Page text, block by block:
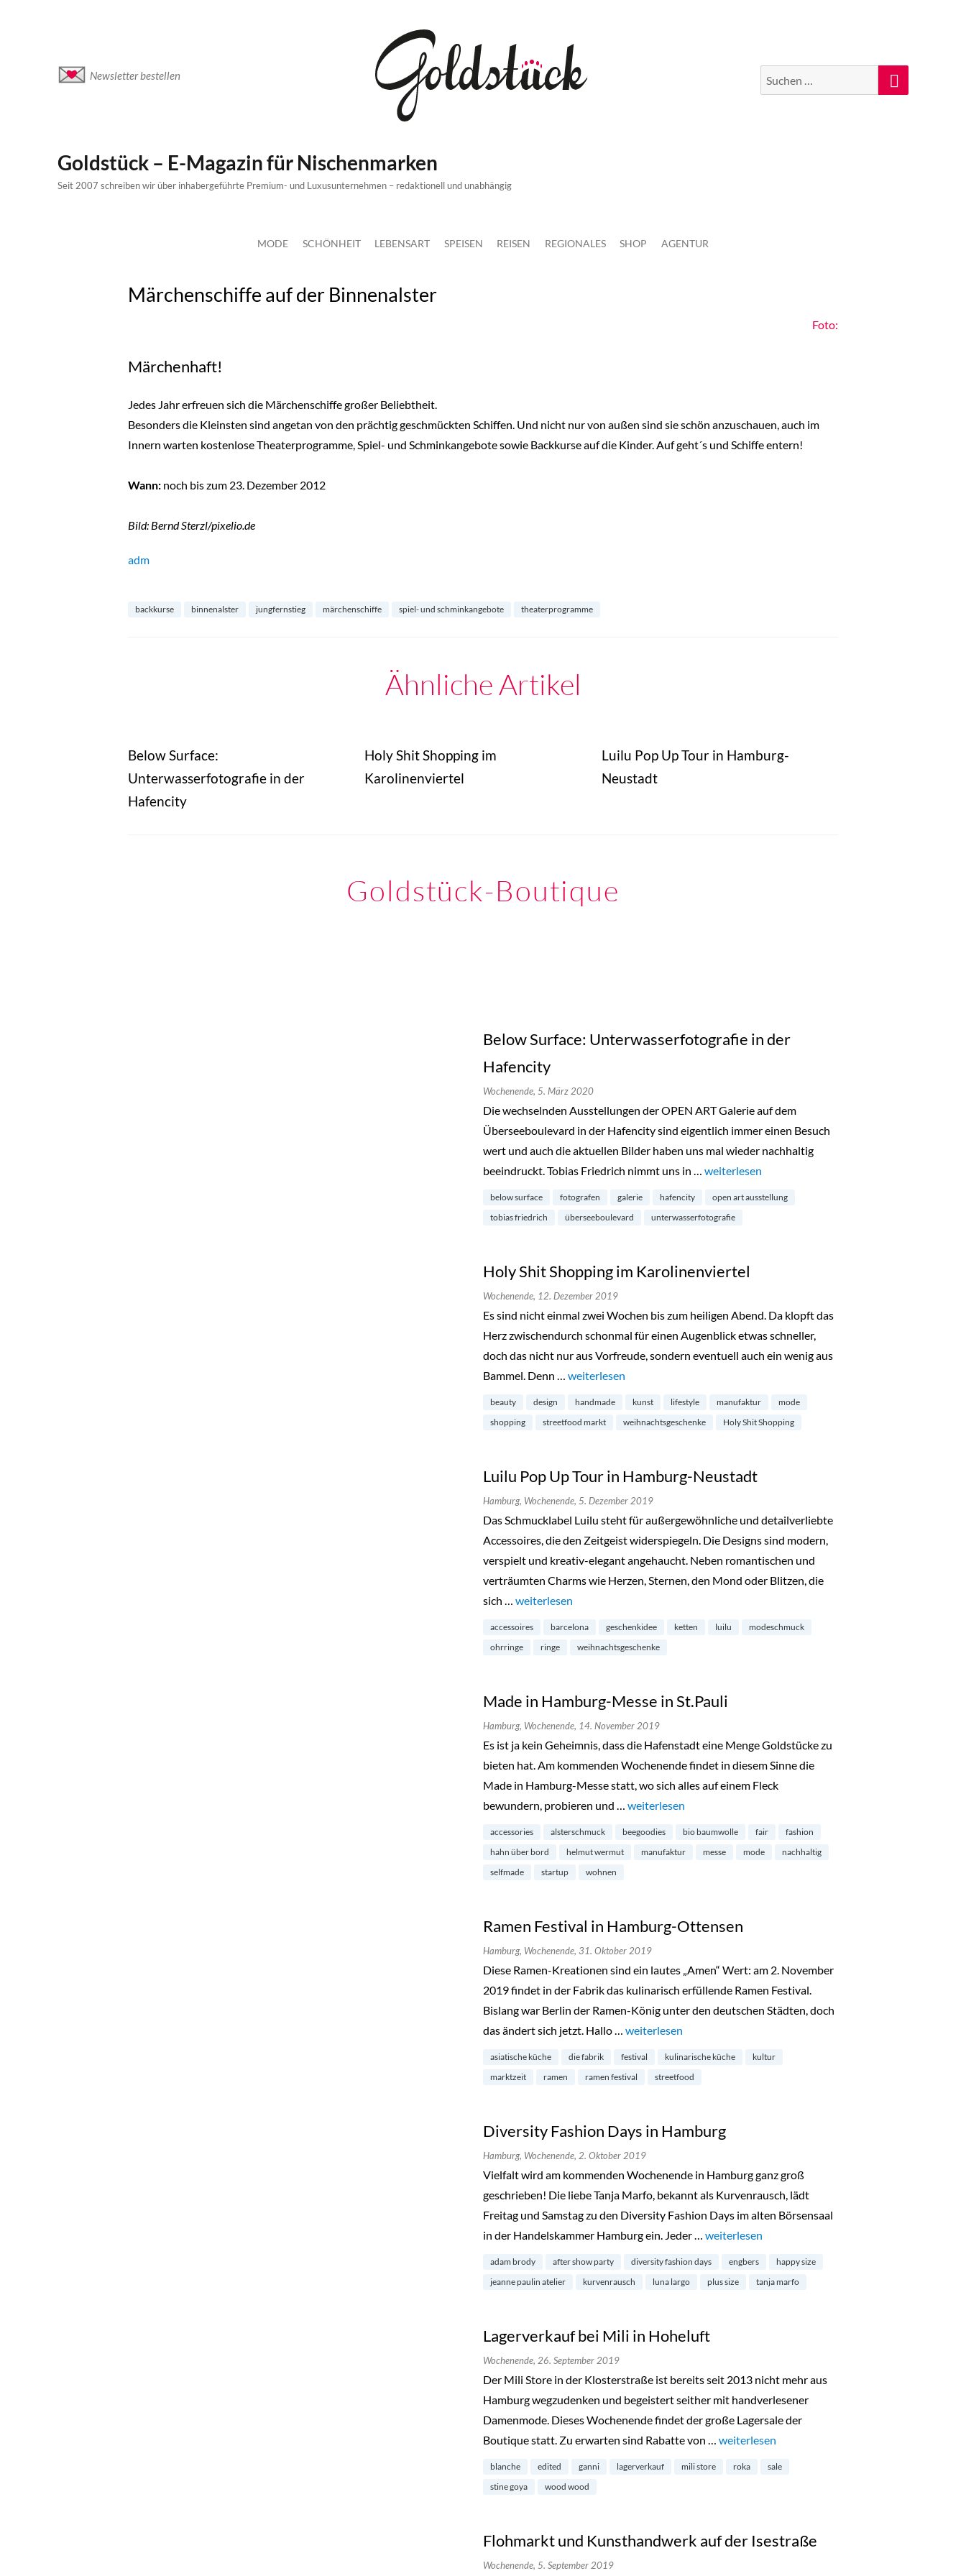
Newsletter bestellen
Suche
nach:
Suchen
Goldstück – E-Magazin für Nischenmarken
Seit 2007 schreiben wir über inhabergeführte Premium- und Luxusunternehmen – redaktionell und unabhängig
MODE SCHÖNHEIT LEBENSART SPEISEN REISEN REGIONALES SHOP AGENTUR
Märchenschiffe auf der Binnenalster
Foto:
Märchenhaft!
Jedes Jahr erfreuen sich die Märchenschiffe großer Beliebtheit.
Besonders die Kleinsten sind angetan von den prächtig geschmückten Schiffen. Und nicht nur von außen sind sie schön anzuschauen, auch im
Innern warten kostenlose Theaterprogramme, Spiel- und Schminkangebote sowie Backkurse auf die Kinder. Auf geht´s und Schiffe entern!
Wann: noch bis zum 23. Dezember 2012
Bild: Bernd Sterzl/pixelio.de
adm
backkurse binnenalster jungfernstieg märchenschiffe spiel- und schminkangebote theaterprogramme
Ähnliche Artikel
Below Surface:
Unterwasserfotografie in der
Hafencity
Holy Shit Shopping im
Karolinenviertel
Luilu Pop Up Tour in Hamburg-
Neustadt
Goldstück-Boutique
Below Surface: Unterwasserfotografie in der
Hafencity
Wochenende, 5. März 2020
Die wechselnden Ausstellungen der OPEN ART Galerie auf dem
Überseeboulevard in der Hafencity sind eigentlich immer einen Besuch
wert und auch die aktuellen Bilder haben uns mal wieder nachhaltig
beeindruckt. Tobias Friedrich nimmt uns in … „Below Surface: Unterwasserfotografie in der
weiterlesen
below surface fotografen galerie hafencity
open art ausstellung
tobias friedrich
überseeboulevard unterwasserfotografie
Holy Shit Shopping im Karolinenviertel
Wochenende, 12. Dezember 2019
Es sind nicht einmal zwei Wochen bis zum heiligen Abend. Da klopft das
Herz zwischendurch schonmal für einen Augenblick etwas schneller,
doch das nicht nur aus Vorfreude, sondern eventuell auch ein wenig aus
Bammel. Denn … „Holy Shit Shopping im Karolinenviertel“
weiterlesen
beauty design handmade kunst lifestyle manufaktur
mode
shopping
streetfood markt weihnachtsgeschenke Holy Shit Shopping
Luilu Pop Up Tour in Hamburg-Neustadt
Hamburg, Wochenende, 5. Dezember 2019
Das Schmucklabel Luilu steht für außergewöhnliche und detailverliebte
Accessoires, die den Zeitgeist widerspiegeln. Die Designs sind modern,
verspielt und kreativ-elegant angehaucht. Neben romantischen und
verträumten Charms wie Herzen, Sternen, den Mond oder Blitzen, die
sich … „Luilu Pop Up Tour in Hamburg-Neustadt“
weiterlesen
accessoires barcelona geschenkidee ketten luilu
modeschmuck
ohrringe
ringe weihnachtsgeschenke
Made in Hamburg-Messe in St.Pauli
Hamburg, Wochenende, 14. November 2019
Es ist ja kein Geheimnis, dass die Hafenstadt eine Menge Goldstücke zu
bieten hat. Am kommenden Wochenende findet in diesem Sinne die
Made in Hamburg-Messe statt, wo sich alles auf einem Fleck
bewundern, probieren und … „Made in Hamburg-Messe in St.Pauli“
weiterlesen
accessories alsterschmuck beegoodies bio baumwolle fair
fashion
hahn über bord
helmut wermut manufaktur messe mode
nachhaltig
selfmade
startup wohnen
Ramen Festival in Hamburg-Ottensen
Hamburg, Wochenende, 31. Oktober 2019
Diese Ramen-Kreationen sind ein lautes „Amen“ Wert: am 2. November
2019 findet in der Fabrik das kulinarisch erfüllende Ramen Festival.
Bislang war Berlin der Ramen-König unter den deutschen Städten, doch
das ändert sich jetzt. Hallo … „Ramen Festival in Hamburg-Ottensen“
weiterlesen
asiatische küche die fabrik festival kulinarische küche
kultur
marktzeit
ramen ramen festival streetfood
Diversity Fashion Days in Hamburg
Hamburg, Wochenende, 2. Oktober 2019
Vielfalt wird am kommenden Wochenende in Hamburg ganz groß
geschrieben! Die liebe Tanja Marfo, bekannt als Kurvenrausch, lädt
Freitag und Samstag zu den Diversity Fashion Days im alten Börsensaal
in der Handelskammer Hamburg ein. Jeder … „Diversity Fashion Days in Hamburg“
weiterlesen
adam brody after show party diversity fashion days engbers
happy size
jeanne paulin atelier
kurvenrausch luna largo plus size tanja marfo
Lagerverkauf bei Mili in Hoheluft
Wochenende, 26. September 2019
Der Mili Store in der Klosterstraße ist bereits seit 2013 nicht mehr aus
Hamburg wegzudenken und begeistert seither mit handverlesener
Damenmode. Dieses Wochenende findet der große Lagersale der
Boutique statt. Zu erwarten sind Rabatte von … „Lagerverkauf bei Mili in Hoheluft“
weiterlesen
blanche edited ganni lagerverkauf mili store roka
sale
stine goya
wood wood
Flohmarkt und Kunsthandwerk auf der Isestraße
Wochenende, 5. September 2019